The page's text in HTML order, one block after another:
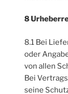
8
8.1 Bei
oder
von allen
Bei
seine